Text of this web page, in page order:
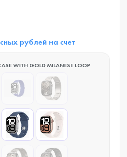
рублей на счет
WITH GOLD MILANESE LOOP